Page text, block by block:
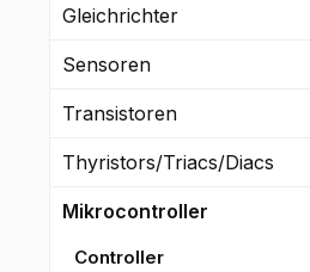
Gleichrichter
Sensoren
Transistoren
Thyristors/Triacs/Diacs
Mikrocontroller
Controller